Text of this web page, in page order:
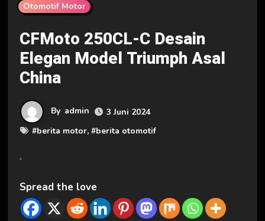
Otomotif Motor
CFMoto 250CL-C Desain
Elegan Model Triumph Asal
China
By admin
3 Juni 2024
#berita motor, #berita otomotif
Spread the love